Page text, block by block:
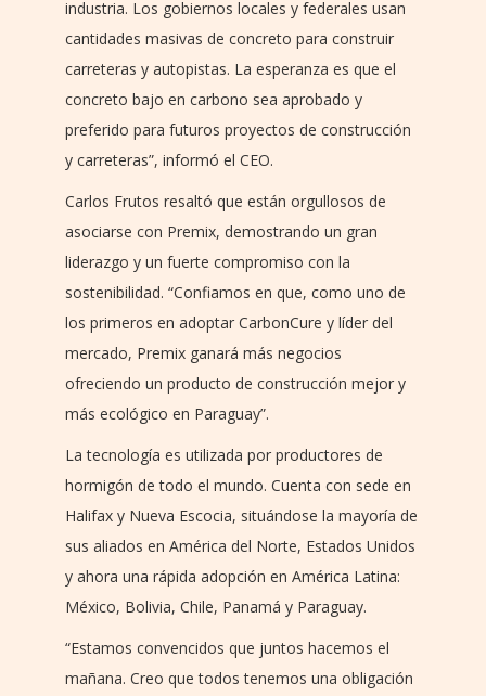
industria. Los gobiernos locales y federales usan
cantidades masivas de concreto para construir
carreteras y autopistas. La esperanza es que el
concreto bajo en carbono sea aprobado y
preferido para futuros proyectos de construcción
y carreteras”, informó el CEO.
Carlos Frutos resaltó que están orgullosos de
asociarse con Premix, demostrando un gran
liderazgo y un fuerte compromiso con la
sostenibilidad. “Confiamos en que, como uno de
los primeros en adoptar CarbonCure y líder del
mercado, Premix ganará más negocios
ofreciendo un producto de construcción mejor y
más ecológico en Paraguay”.
La tecnología es utilizada por productores de
hormigón de todo el mundo. Cuenta con sede en
Halifax y Nueva Escocia, situándose la mayoría de
sus aliados en América del Norte, Estados Unidos
y ahora una rápida adopción en América Latina:
México, Bolivia, Chile, Panamá y Paraguay.
“Estamos convencidos que juntos hacemos el
mañana. Creo que todos tenemos una obligación